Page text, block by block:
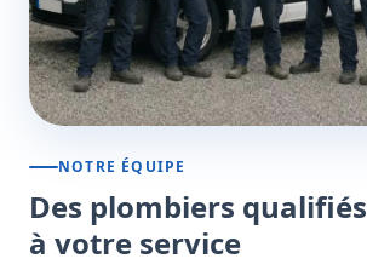
NOTRE ÉQUIPE
Des plombiers qualifiés
à votre service